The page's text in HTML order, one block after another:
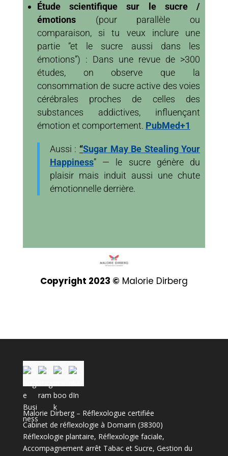
Étude scientifique sur le sucre /
émotions(pour parallèle ou
comparaison, si tu veux inclure une
partie “et le sucre aussi dans les
émotions”) : Dans une revue de >300
études, on observe que la
consommation de sucre active des voies
cérébrales proches de celles des
substances addictives, influençant
émotion et comportement. PubMed+1
Aussi : “Sugar May Be Stealing Your
Happiness” — le sucre génère du
plaisir mais induit aussi une chute
émotionnelle derrière.
Copyright 2023 © Malorie Dirberg
Malorie Dirberg – Réflexologue certifiée
Cabinet de réflexologie à Domarin (38300)
Réflexologie plantaire, Réflexologie faciale,
Accompagnement arrêt Tabac et Sucre, Gestion du